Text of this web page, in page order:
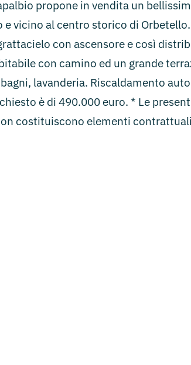
propone in vendita un
vicino al centro storico di Orbetello.
con ascensore e così
con camino ed un grande
lavanderia. Riscaldamento
è di 490.000 euro. * Le
costituiscono elementi